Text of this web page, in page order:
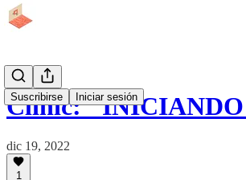
Suscribirse Iniciar sesión
Clínic:
dic 19, 2022
1